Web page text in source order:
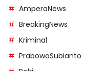
AmperaNews
BreakingNews
Kriminal
PrabowoSubianto